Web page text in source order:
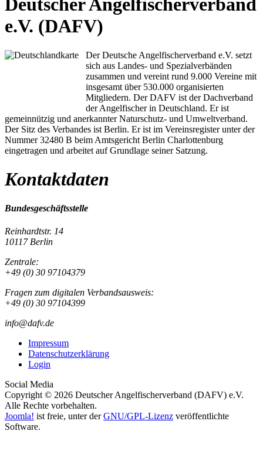
Deutscher Angelfischerverband
e.V. (DAFV)
Der Deutsche Angelfischerverband e.V. setzt
sich aus Landes- und Spezialverbänden
zusammen und vereint rund 9.000 Vereine mit
insgesamt über 530.000 organisierten
Mitgliedern. Der DAFV ist der Dachverband
der Angelfischer in Deutschland. Er ist
gemeinnützig und anerkannter Naturschutz- und Umweltverband.
Der Sitz des Verbandes ist Berlin. Er ist im Vereinsregister unter der
Nummer 32480 B beim Amtsgericht Berlin Charlottenburg
eingetragen und arbeitet auf Grundlage seiner Satzung.
Kontaktdaten
Bundesgeschäftsstelle
Reinhardtstr. 14
10117 Berlin
Zentrale:
+49 (0) 30 97104379
Fragen zum digitalen Verbandsausweis:
+49 (0) 30 97104399
info@dafv.de
Impressum
Datenschutzerklärung
Login
Social Media
Copyright © 2026 Deutscher Angelfischerverband (DAFV) e.V.
Alle Rechte vorbehalten.
Joomla! ist freie, unter derGNU/GPL-Lizenz veröffentlichte
Software.